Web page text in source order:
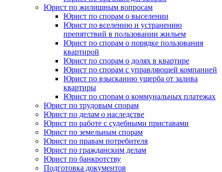
Юрист по жилищным вопросам
Юрист по спорам о выселении
Юрист по вселению и устранению
препятствий в пользовании жильем
Юрист по спорам о порядке пользования
квартирой
Юрист по спорам о долях в квартире
Юрист по спорам с управляющей компанией
Юрист по взысканию ущерба от залива
квартиры
Юрист по спорам о коммунальных платежах
Юрист по трудовым спорам
Юрист по делам о наследстве
Юрист по работе с судебными приставами
Юрист по земельным спорам
Юрист по правам потребителя
Юрист по гражданским делам
Юрист по банкротству
Подготовка документов